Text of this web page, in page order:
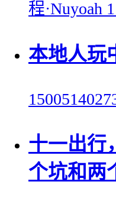
程·Nuyoah
本地人玩
十一出行
个坑和两